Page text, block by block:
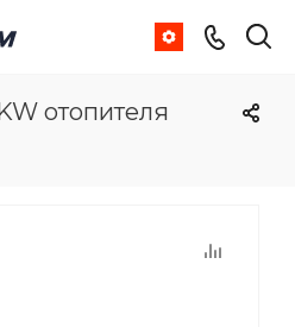
отопителя